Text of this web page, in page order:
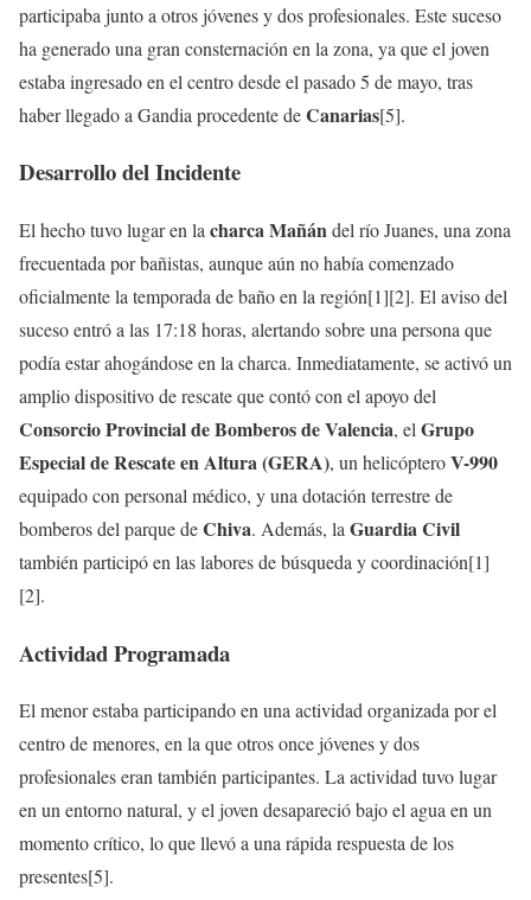
participaba junto a otros jóvenes y dos profesionales. Este suceso
ha generado una gran consternación en la zona, ya que el joven
estaba ingresado en el centro desde el pasado 5 de mayo, tras
haber llegado a Gandia procedente deCanarias[5].
Desarrollo del Incidente
El hecho tuvo lugar en la charca Mañándel río Juanes, una zona
frecuentada por bañistas, aunque aún no había comenzado
oficialmente la temporada de baño en la región[1][2]. El aviso del
suceso entró a las 17:18 horas, alertando sobre una persona que
podía estar ahogándose en la charca. Inmediatamente, se activó un
amplio dispositivo de rescate que contó con el apoyo del
Consorcio Provincial de Bomberos de Valencia, el Grupo
Especial de Rescate en Altura (GERA), un helicópteroV-990
equipado con personal médico, y una dotación terrestre de
bomberos del parque deChiva. Además, la Guardia Civil
también participó en las labores de búsqueda y coordinación[1]
[2].
Actividad Programada
El menor estaba participando en una actividad organizada por el
centro de menores, en la que otros once jóvenes y dos
profesionales eran también participantes. La actividad tuvo lugar
en un entorno natural, y el joven desapareció bajo el agua en un
momento crítico, lo que llevó a una rápida respuesta de los
presentes[5].